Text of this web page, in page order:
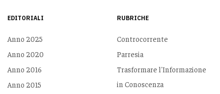
EDITORIALI
Anno 2025
Anno 2020
Anno 2016
Anno 2015
RUBRICHE
Controcorrente
Parresia
Trasformare l'Informazione
in Conoscenza